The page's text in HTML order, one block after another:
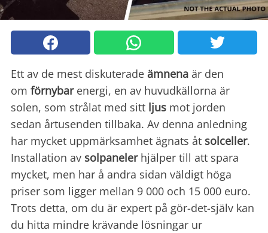
Ett av de mest diskuterade ämnena är den
om förnybarenergi, en av huvudkällorna är
solen, som strålat med sitt ljus mot jorden
sedan årtusenden tillbaka. Av denna anledning
har mycket uppmärksamhet ägnats åt solceller.
Installation av solpanelerhjälper till att spara
mycket, men har å andra sidan väldigt höga
priser som ligger mellan 9 000 och 15 000 euro.
Trots detta, om du är expert på gör-det-själv kan
du hitta mindre krävande lösningar ur